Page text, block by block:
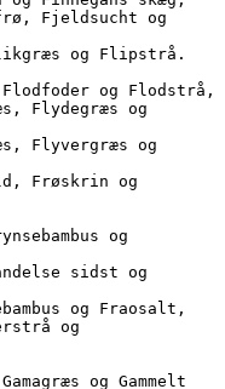
Flikgræs og Flipstrå.
Flodfoder og Flodstrå,
og Fraosalt,